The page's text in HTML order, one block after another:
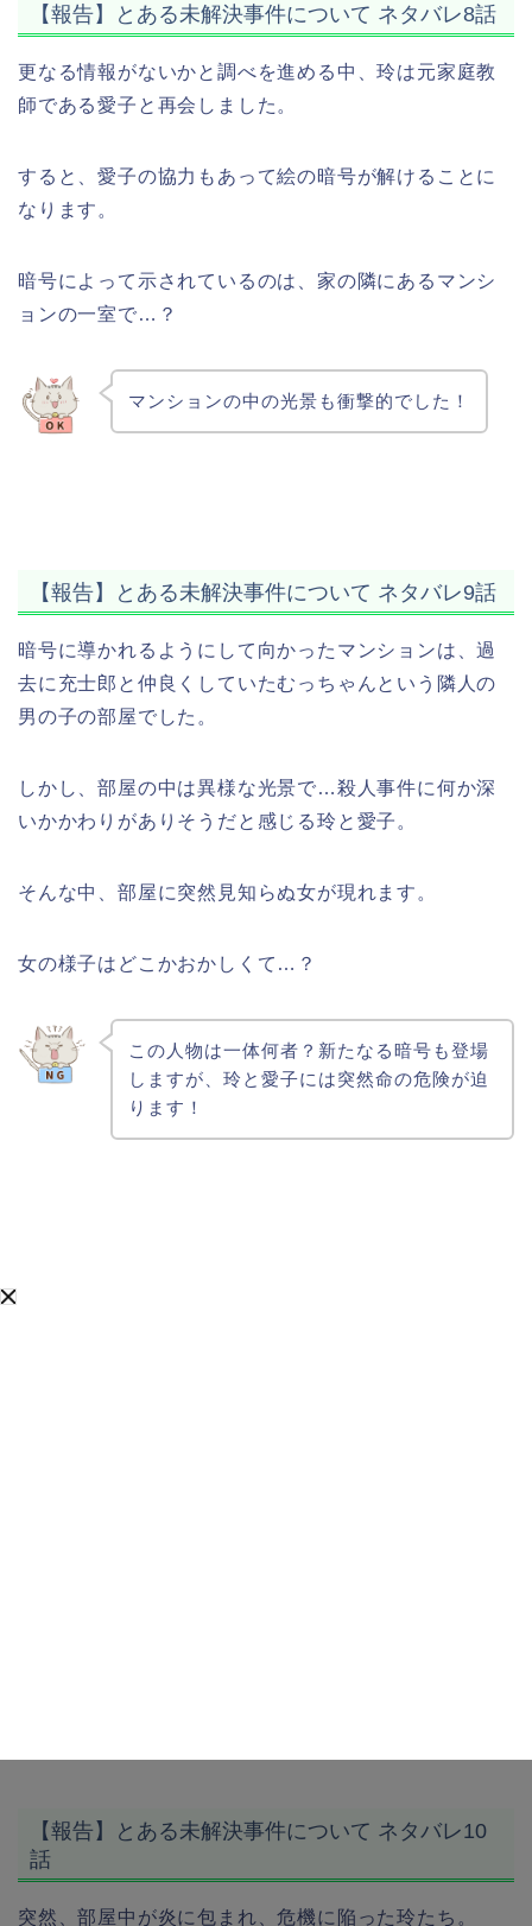
【報告】とある未解決事件について ネタバレ8話
更なる情報がないかと調べを進める中、玲は元家庭教
師である愛子と再会しました。
すると、愛子の協力もあって絵の暗号が解けることに
なります。
暗号によって示されているのは、家の隣にあるマンシ
ョンの一室で…？
マンションの中の光景も衝撃的でした！
【報告】とある未解決事件について ネタバレ9話
暗号に導かれるようにして向かったマンションは、過
去に充士郎と仲良くしていたむっちゃんという隣人の
男の子の部屋でした。
しかし、部屋の中は異様な光景で…殺人事件に何か深
いかかわりがありそうだと感じる玲と愛子。
そんな中、部屋に突然見知らぬ女が現れます。
女の様子はどこかおかしくて…？
この人物は一体何者？新たなる暗号も登場
しますが、玲と愛子には突然命の危険が迫
ります！
【報告】とある未解決事件について ネタバレ10
話
突然、部屋中が炎に包まれ、危機に陥った玲たち。